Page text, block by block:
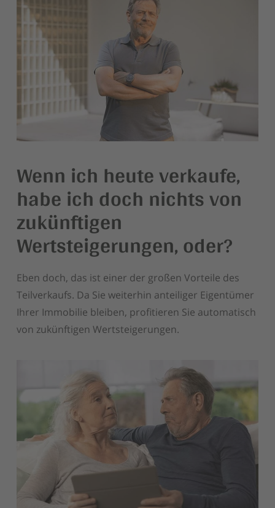
Wenn ich heute verkaufe,
habe ich doch nichts von
zukünftigen
Wertsteigerungen, oder?
Eben doch, das ist einer der großen Vorteile des
Teilverkaufs. Da Sie weiterhin anteiliger Eigentümer
Ihrer Immobilie bleiben, profitieren Sie automatisch
von zukünftigen Wertsteigerungen.